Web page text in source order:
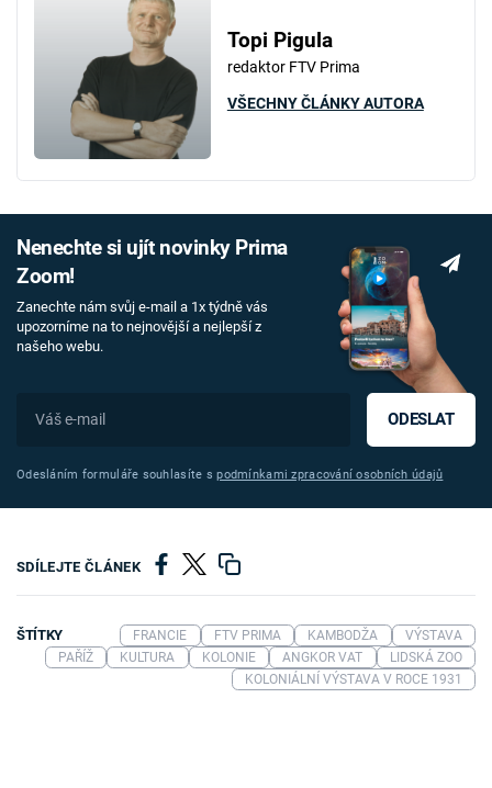
Topi Pigula
redaktor FTV Prima
VŠECHNY ČLÁNKY AUTORA
Nenechte si ujít novinky Prima
Zoom!
Zanechte nám svůj e-mail a 1x týdně vás
upozorníme na to nejnovější a nejlepší z
našeho webu.
ODESLAT
Odesláním formuláře souhlasíte spodmínkami zpracování osobních údajů
SDÍLEJTE ČLÁNEK
ŠTÍTKY FRANCIE FTV PRIMA KAMBODŽA
VÝSTAVA
PAŘÍŽ
KULTURA KOLONIE ANGKOR VAT
LIDSKÁ ZOO
KOLONIÁLNÍ VÝSTAVA V ROCE 1931